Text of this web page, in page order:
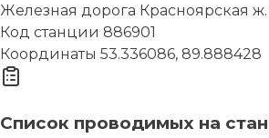
Железная дорога Красноярская ж.
Код станции 886901
Координаты 53.336086, 89.888428
Список проводимых на